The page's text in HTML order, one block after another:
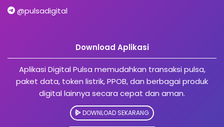
@pulsadigital
Download Aplikasi
Aplikasi Digital Pulsa memudahkan transaksi pulsa,
paket data, token listrik, PPOB, dan berbagai produk
digital lainnya secara cepat dan aman.
DOWNLOAD SEKARANG